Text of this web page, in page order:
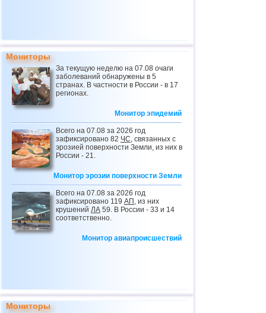
Мониторы
За текущую неделю на 07.08 очаги
заболеваний обнаружены в 5
странах. В частности в России - в 17
регионах.
Монитор эпидемий
Всего на 07.08 за 2026 год
зафиксировано 82 ЧС, связанных с
эрозией поверхности Земли, из них в
России - 21.
Монитор эрозии поверхности Земли
Всего на 07.08 за 2026 год
зафиксировано 119 АП , из них
крушений ЛА 59. В России - 33 и 14
соответственно.
Монитор авиапроисшествий
Мониторы